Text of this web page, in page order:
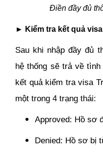
Điền đầy đủ
► Kiểm tra kết quả visa
Sau khi nhập đầy đủ
hệ thống sẽ trả về
kết quả kiểm tra visa
một trong 4 trạng thái:
Approved: Hồ sơ
Denied: Hồ sơ bị